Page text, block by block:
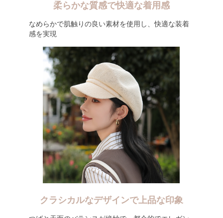
柔らかな質感で快適な着用感
なめらかで肌触りの良い素材を使用し、快適な装着
感を実現
クラシカルなデザインで上品な印象